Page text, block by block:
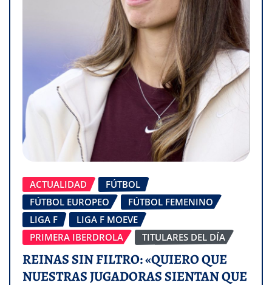
ACTUALIDAD
FÚTBOL
FÚTBOL EUROPEO
FÚTBOL FEMENINO
LIGA F
LIGA F MOEVE
PRIMERA IBERDROLA
TITULARES DEL DÍA
REINAS SIN FILTRO: «QUIERO QUE
NUESTRAS JUGADORAS SIENTAN QUE